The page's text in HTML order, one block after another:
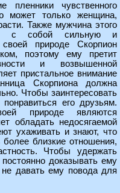
пленники чувственного
может только женщина,
Также мужчина этого
с собой сильную и
природе Скорпион
поэтому ему претит
и возвышенной
пристальное внимание
Скорпиона должна
Чтобы заинтересовать
его друзьям.
природе являются
обладать недосягаемой
ухаживать и знают, что
близкие отношения,
Чтобы удержать
доказывать ему
давать ему повода для